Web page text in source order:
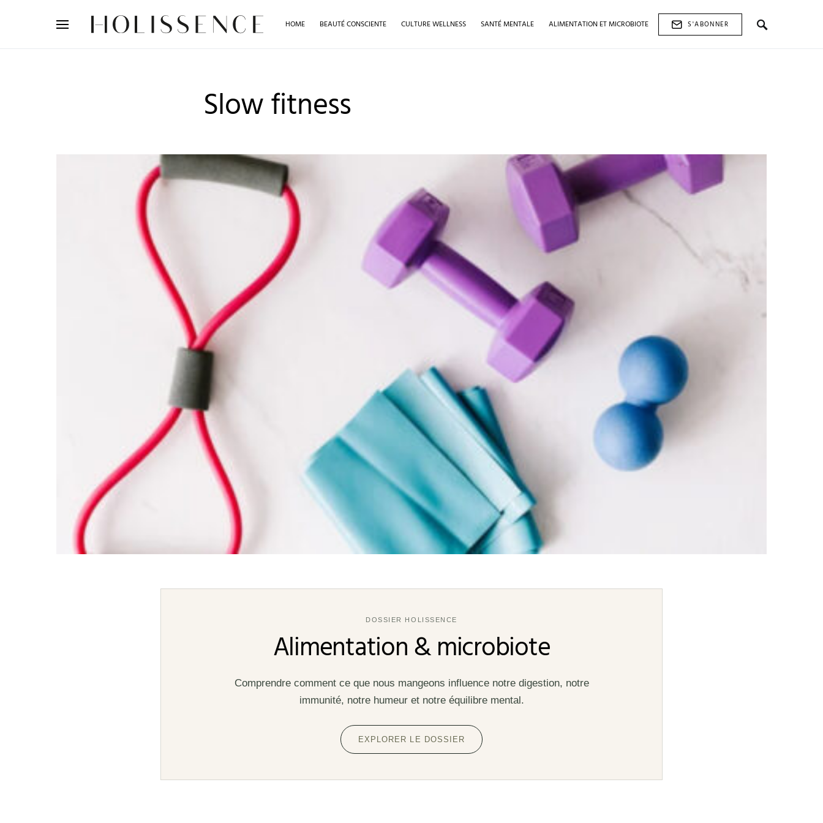
HOME BEAUTÉ CONSCIENTE CULTURE WELLNESS SANTÉ MENTALE ALIMENTATION ET MICROBIOTE
S'ABONNER
Slow fitness
DOSSIER HOLISSENCE
Alimentation & microbiote
Comprendre comment ce que nous mangeons influence notre digestion, notre
immunité, notre humeur et notre équilibre mental.
EXPLORER LE DOSSIER